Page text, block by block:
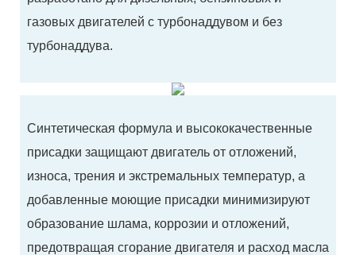
газовых двигателей с турбонаддувом и без
турбонаддува.
Синтетическая формула и высококачественные
присадки защищают двигатель от отложений,
износа, трения и экстремальных температур, а
добавленные моющие присадки минимизируют
образование шлама, коррозии и отложений,
предотвращая сгорание двигателя и расход масла